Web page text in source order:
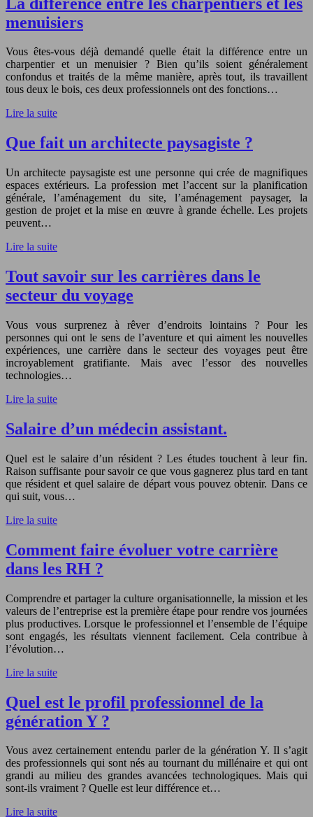
menuisiers
Vous êtes-vous déjà demandé quelle était la différence entre un
charpentier et un menuisier ? Bien qu’ils soient généralement
confondus et traités de la même manière, après tout, ils travaillent
tous deux le bois, ces deux professionnels ont des fonctions…
Lire la suite
Que fait un architecte paysagiste ?
Un architecte paysagiste est une personne qui crée de magnifiques
espaces extérieurs. La profession met l’accent sur la planification
générale, l’aménagement du site, l’aménagement paysager, la
gestion de projet et la mise en œuvre à grande échelle. Les projets
peuvent…
Lire la suite
Tout savoir sur les carrières dans le
secteur du voyage
Vous vous surprenez à rêver d’endroits lointains ? Pour les
personnes qui ont le sens de l’aventure et qui aiment les nouvelles
expériences, une carrière dans le secteur des voyages peut être
incroyablement gratifiante. Mais avec l’essor des nouvelles
technologies…
Lire la suite
Salaire d’un médecin assistant.
Quel est le salaire d’un résident ? Les études touchent à leur fin.
Raison suffisante pour savoir ce que vous gagnerez plus tard en tant
que résident et quel salaire de départ vous pouvez obtenir. Dans ce
qui suit, vous…
Lire la suite
Comment faire évoluer votre carrière
dans les RH ?
Comprendre et partager la culture organisationnelle, la mission et les
valeurs de l’entreprise est la première étape pour rendre vos journées
plus productives. Lorsque le professionnel et l’ensemble de l’équipe
sont engagés, les résultats viennent facilement. Cela contribue à
l’évolution…
Lire la suite
Quel est le profil professionnel de la
génération Y ?
Vous avez certainement entendu parler de la génération Y. Il s’agit
des professionnels qui sont nés au tournant du millénaire et qui ont
grandi au milieu des grandes avancées technologiques. Mais qui
sont-ils vraiment ? Quelle est leur différence et…
Lire la suite